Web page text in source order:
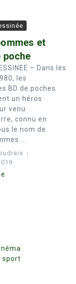
et
– Dans les
les
BD de poches
un héros
venu
connu en
le nom de
sport